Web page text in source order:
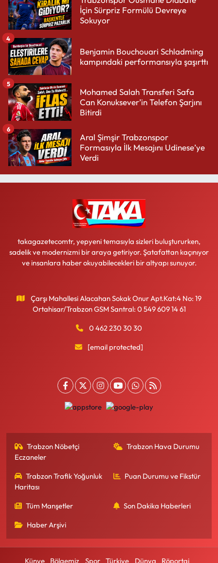
İçin Sürpriz Formülü Devreye
Sokuyor
Benjamin Bouchouari Schladming
kampındaki performansıyla şaşırttı
4
Mohamed Salah Transferi Safa
Can Konuksever’in Telefon Şarjını
Bitirdi
5
Aral Şimşir Trabzonspor
Formasıyla İlk Mesajını Udinese’ye
Verdi
6
takagazetecomtr, yepyeni temasıyla sizleri buluştururken,
sadelik ve modernizmi bir araya getiriyor. Şatafattan kaçınıyor
ve insanlara haber okuyabilecekleri bir altyapı sunuyor.
Çarşı Mahallesi Alacahan Sokak Onur Apt.Kat:4 No: 19
Ortahisar/Trabzon GSM Santral: 0 549 609 14 61
0 462 230 30 30
[email protected]
Trabzon Nöbetçi
Eczaneler
Trabzon Hava Durumu
Trabzon Trafik Yoğunluk
Haritası
Puan Durumu ve Fikstür
Tüm Manşetler Son Dakika Haberleri
Haber Arşivi
Künye Bölgemiz Spor Türkiye Dünya Röportaj